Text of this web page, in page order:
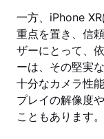
一方、iPhone
重点を置き、信
ザーにとって、
ーは、その堅実
十分なカメラ性
プレイの解像度
こともあります。